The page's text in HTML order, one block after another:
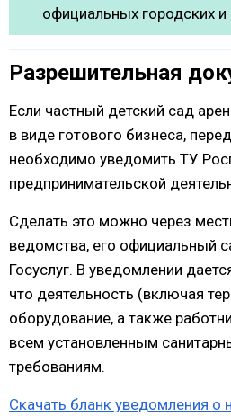
официальных городских и
Разрешительная
Если частный детский сад
в виде готового бизнеса,
необходимо уведомить ТУ
предпринимательской
Сделать это можно через
ведомства, его официальный
Госуслуг. В уведомлении
что деятельность (включая
оборудование, а также
всем установленным
требованиям.
Скачать бланк уведомления о